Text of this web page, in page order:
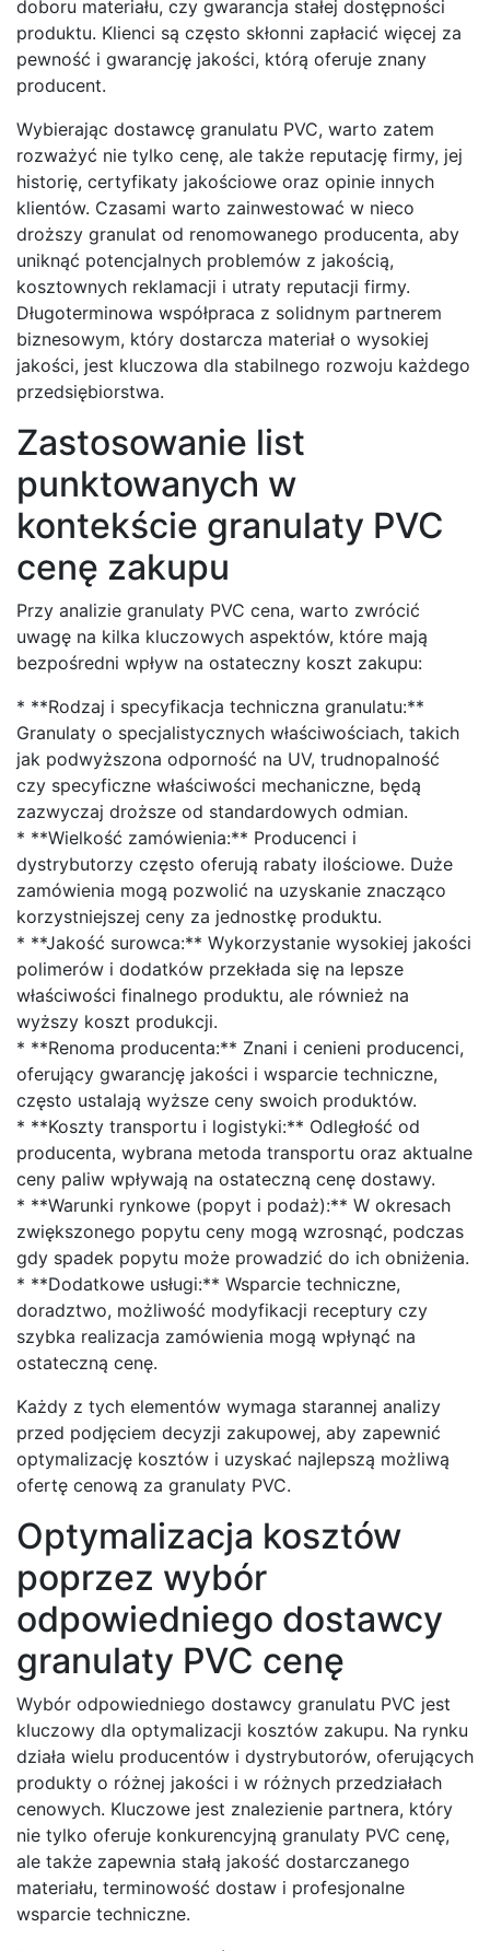
doboru materiału, czy gwarancja stałej dostępności
produktu. Klienci są często skłonni zapłacić więcej za
pewność i gwarancję jakości, którą oferuje znany
producent.
Wybierając dostawcę granulatu PVC, warto zatem
rozważyć nie tylko cenę, ale także reputację firmy, jej
historię, certyfikaty jakościowe oraz opinie innych
klientów. Czasami warto zainwestować w nieco
droższy granulat od renomowanego producenta, aby
uniknąć potencjalnych problemów z jakością,
kosztownych reklamacji i utraty reputacji firmy.
Długoterminowa współpraca z solidnym partnerem
biznesowym, który dostarcza materiał o wysokiej
jakości, jest kluczowa dla stabilnego rozwoju każdego
przedsiębiorstwa.
Zastosowanie list
punktowanych w
kontekście granulaty PVC
cenę zakupu
Przy analizie granulaty PVC cena, warto zwrócić
uwagę na kilka kluczowych aspektów, które mają
bezpośredni wpływ na ostateczny koszt zakupu:
* **Rodzaj i specyfikacja techniczna granulatu:**
Granulaty o specjalistycznych właściwościach, takich
jak podwyższona odporność na UV, trudnopalność
czy specyficzne właściwości mechaniczne, będą
zazwyczaj droższe od standardowych odmian.
* **Wielkość zamówienia:** Producenci i
dystrybutorzy często oferują rabaty ilościowe. Duże
zamówienia mogą pozwolić na uzyskanie znacząco
korzystniejszej ceny za jednostkę produktu.
* **Jakość surowca:** Wykorzystanie wysokiej jakości
polimerów i dodatków przekłada się na lepsze
właściwości finalnego produktu, ale również na
wyższy koszt produkcji.
* **Renoma producenta:** Znani i cenieni producenci,
oferujący gwarancję jakości i wsparcie techniczne,
często ustalają wyższe ceny swoich produktów.
* **Koszty transportu i logistyki:** Odległość od
producenta, wybrana metoda transportu oraz aktualne
ceny paliw wpływają na ostateczną cenę dostawy.
* **Warunki rynkowe (popyt i podaż):** W okresach
zwiększonego popytu ceny mogą wzrosnąć, podczas
gdy spadek popytu może prowadzić do ich obniżenia.
* **Dodatkowe usługi:** Wsparcie techniczne,
doradztwo, możliwość modyfikacji receptury czy
szybka realizacja zamówienia mogą wpłynąć na
ostateczną cenę.
Każdy z tych elementów wymaga starannej analizy
przed podjęciem decyzji zakupowej, aby zapewnić
optymalizację kosztów i uzyskać najlepszą możliwą
ofertę cenową za granulaty PVC.
Optymalizacja kosztów
poprzez wybór
odpowiedniego dostawcy
granulaty PVC cenę
Wybór odpowiedniego dostawcy granulatu PVC jest
kluczowy dla optymalizacji kosztów zakupu. Na rynku
działa wielu producentów i dystrybutorów, oferujących
produkty o różnej jakości i w różnych przedziałach
cenowych. Kluczowe jest znalezienie partnera, który
nie tylko oferuje konkurencyjną granulaty PVC cenę,
ale także zapewnia stałą jakość dostarczanego
materiału, terminowość dostaw i profesjonalne
wsparcie techniczne.